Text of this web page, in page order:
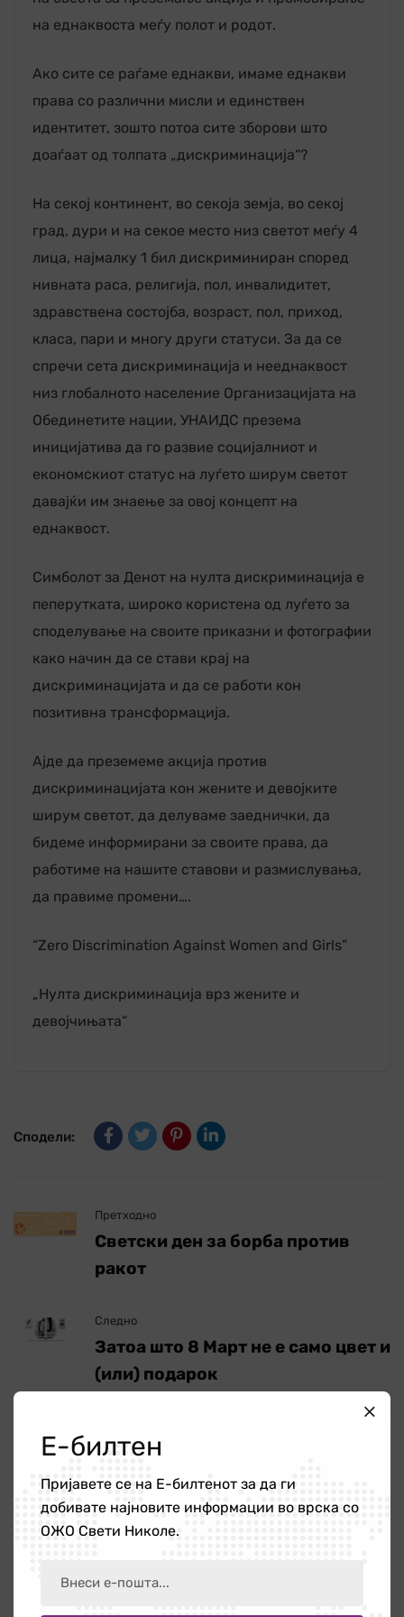
на еднаквоста меѓу полот и родот.
Ако сите се раѓаме еднакви, имаме еднакви
права со различни мисли и единствен
идентитет, зошто потоа сите зборови што
доаѓаат од толпата „дискриминација“?
На секој континент, во секоја земја, во секој
град, дури и на секое место низ светот меѓу 4
лица, најмалку 1 бил дискриминиран според
нивната раса, религија, пол, инвалидитет,
здравствена состојба, возраст, пол, приход,
класа, пари и многу други статуси. За да се
спречи сета дискриминација и нееднаквост
низ глобалното население Организацијата на
Обединетите нации, УНАИДС презема
иницијатива да го развие социјалниот и
економскиот статус на луѓето ширум светот
давајќи им знаење за овој концепт на
еднаквост.
Симболот за Денот на нулта дискриминација е
пеперутката, широко користена од луѓето за
споделување на своите приказни и фотографии
како начин да се стави крај на
дискриминацијата и да се работи кон
позитивна трансформација.
Ајде да преземеме акција против
дискриминацијата кон жените и девојките
ширум светот, да делуваме заеднички, да
бидеме информирани за своите права, да
работиме на нашите ставови и размислувања,
да правиме промени….
“Zero Discrimination Against Women and Girls”
„Нулта дискриминација врз жените и
девојчињата“
Сподели:
Претходно
Светски ден за борба против
ракот
Следно
Затоа што 8 Март не е само цвет и
(или) подарок
Пребарај
Е-билтен
Пријавете се на Е-билтенот за да ги
добивате најновите информации во врска со
ОЖО Свети Николе.